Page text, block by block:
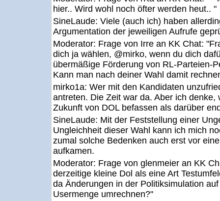
hier.. Wird wohl noch öfter werden heut.. "
SineLaude: Viele (auch ich) haben
Argumentation der jeweiligen Aufrufe
Moderator: Frage von Irre an KK Chat:
dich ja wählen, @mirko, wenn du dich
übermäßige Förderung von RL-Parteien-
Kann man nach deiner Wahl damit
mirko1a: Wer mit den Kandidaten
antreten. Die Zeit war da. Aber ich denke,
Zukunft von DOL befassen als darüber
SineLaude: Mit der Feststellung einer
Ungleichheit dieser Wahl kann ich mich
zumal solche Bedenken auch erst vor
aufkamen.
Moderator: Frage von glenmeier an KK
derzeitige kleine Dol als eine Art
da Änderungen in der Politiksimulation
Usermenge umrechnen?"